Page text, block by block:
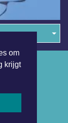
om
krijgt